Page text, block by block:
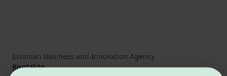
Estonian Business and Innovation Agency
Kontakte